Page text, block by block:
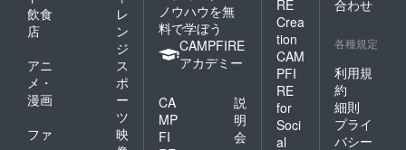
飲食
店
レ
ン
ジ
アニ
メ・
漫画
ス
ポ
ー
ツ
ファ
映
ノウハウを無
料で学ぼう
CAMPFIRE
アカデミー
CA
MP
FI
説
明
会
RE
Crea
tion
CAM
PFI
RE
for
Soci
al
合わせ
各種規定
利用規
約
細則
プライ
バシー